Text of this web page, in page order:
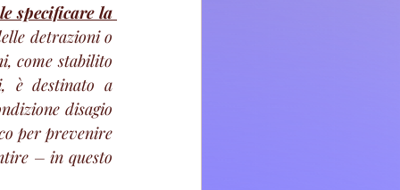
specificare la
detrazioni o
come stabilito
è destinato a
disagio
per prevenire
– in questo